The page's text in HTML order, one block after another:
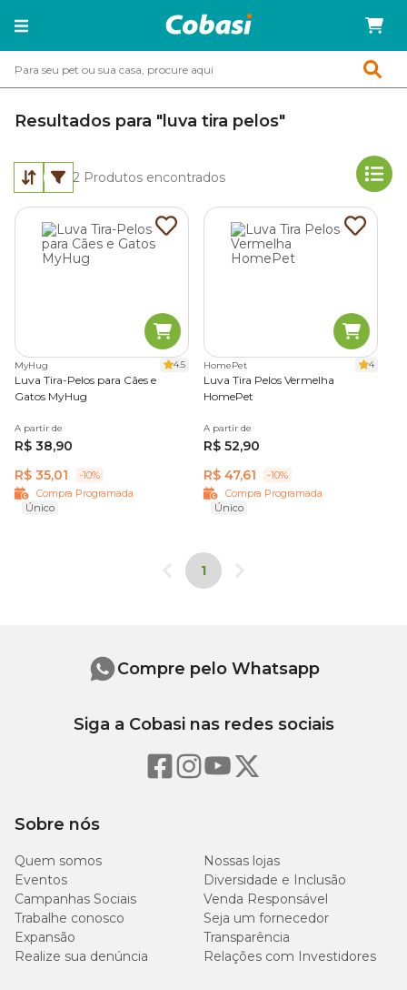
Resultados para "luva tira pelos"
2 Produtos encontrados
MyHug 4.5
Luva Tira-Pelos para Cães e
Gatos MyHug
A partir de
R$ 38,90
R$ 35,01
-10%
Compra Programada
Único
HomePet 4
Luva Tira Pelos Vermelha
HomePet
A partir de
R$ 52,90
R$ 47,61
-10%
Compra Programada
Único
1
Sobre nós
Quem somos
Nossas lojas
Eventos
Diversidade e Inclusão
Campanhas Sociais
Venda Responsável
Trabalhe conosco
Seja um fornecedor
Expansão
Transparência
Realize sua denúncia
Relações com Investidores
Compre pelo Whatsapp
Siga a Cobasi nas redes sociais